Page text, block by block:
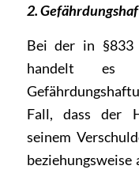
2.
Bei der in §833
handelt
Fall, dass der
seinem